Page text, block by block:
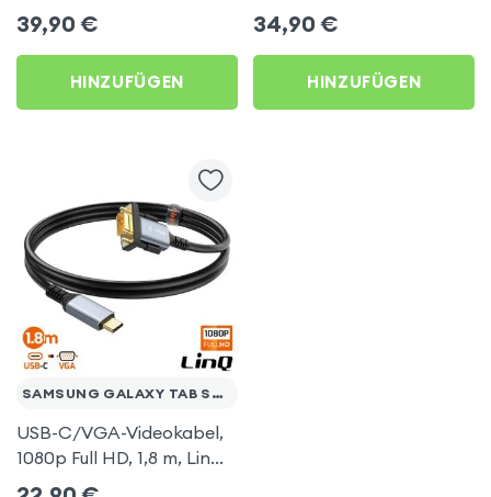
Display Adapter für
Samsung Galaxy Tab S9
FE
39,90 €
HINZUFÜGEN
Dongle, TV-Video-
Empfänger (Miracast,
AirPlay, DLNA-
kompatibel) für Samsung
Galaxy Tab S9 FE
34,90 €
HINZUFÜGEN
SAMSUNG GALAXY TAB S9 FE
USB-C/VGA-Videokabel,
1080p Full HD, 1,8 m, LinQ
für Samsung Galaxy Tab